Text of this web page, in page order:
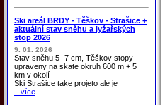
Ski areál BRDY - Těškov - Strašice +
aktuální stav sněhu a lyžařských
stop 2026
9. 01. 2026
Stav sněhu 5 -7 cm, Těškov stopy
upraveny na skate okruh 600 m + 5
km v okolí
Ski Strašice take projeto ale je
...více